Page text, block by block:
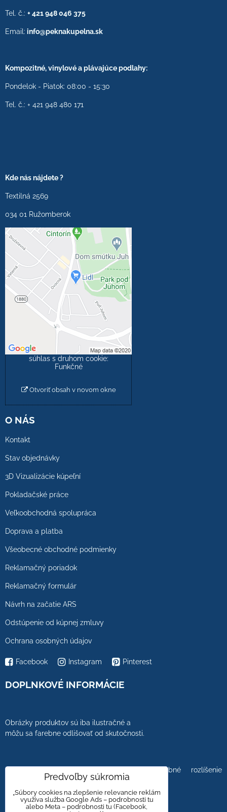
Tel. č.: + 421 948 046 375
Email: info@peknakupelna.sk
Kompozitné, vinylové a plávajúce podlahy:
Pondelok - Piatok: 08:00 - 15:30
Tel. č.: + 421 948 480 171
Kde nás nájdete ?
Textilná 2569
034 01 Ružomberok
Externý obsah je
blokovaný Voľbami
súkromia
Prajete si načítať externý
obsah?
Povoliť tentokrát
Povoliť a zapamätať -
súhlas s druhom cookie:
Funkčné
Otvoriť obsah v novom okne
O NÁS
Kontakt
Stav objednávky
3D Vizualizácie kúpeľní
Pokladačské práce
Veľkoobchodná spolupráca
Doprava a platba
Všeobecné obchodné podmienky
Reklamačný poriadok
Reklamačný formulár
Návrh na začatie ARS
Odstúpenie od kúpnej zmluvy
Ochrana osobných údajov
Facebook Instagram Pinterest
DOPLNKOVÉ INFORMÁCIE
Obrázky produktov sú iba ilustračné a
môžu sa farebne odlišovať od skutočnosti.
Farebnosť obrázkov tiež ovplyvňuje farebné rozlíšenie
zobrazovacej jednotky.Predvoľby súkromia
„Súbory cookies na zlepšenie relevancie reklám
využíva služba Google Ads – podrobnosti tu
alebo Meta – podrobnosti tu (Facebook,